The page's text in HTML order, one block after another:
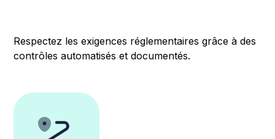
Respectez les exigences réglementaires grâce à des
contrôles automatisés et documentés.